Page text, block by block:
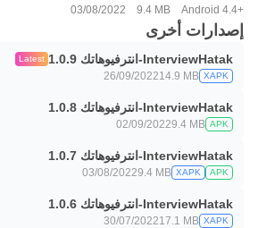
03/08/2022 9.4 MB Android 4.4+
إصدارات أخرى
InterviewHatak-انترفيوهاتك 1.0.9
Latest
XAPK
14.9 MB
26/09/2022
InterviewHatak-انترفيوهاتك 1.0.8
APK
9.4 MB
02/09/2022
InterviewHatak-انترفيوهاتك 1.0.7
APK
XAPK
9.4 MB
03/08/2022
InterviewHatak-انترفيوهاتك 1.0.6
XAPK
17.1 MB
30/07/2022